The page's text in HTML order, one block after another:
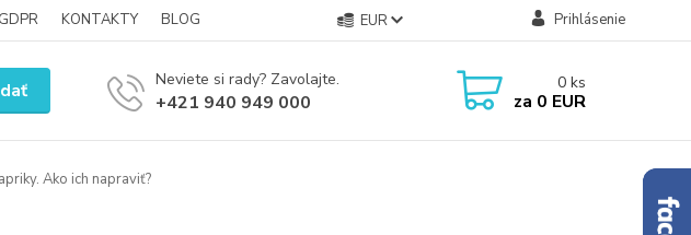
GDPR KONTAKTY BLOG EUR Prihlásenie
Neviete si rady? Zavolajte.
+421 940 949 000
0 ks
za 0 EUR
Ako ich napraviť?